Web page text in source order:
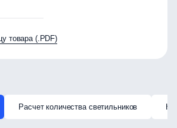
товара (.PDF)
Расчет количества светильников